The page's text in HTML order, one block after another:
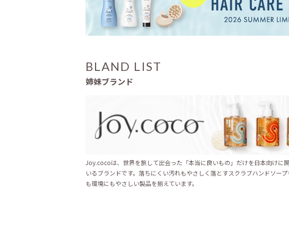
BLAND LIST
姉妹ブランド
Joy.cocoは、世界を旅して出会った「本当に良いもの」だけを日本向けに
いるブランドです。落ちにくい汚れもやさしく落とすスクラブハンドソー
も環境にもやさしい製品を揃えています。